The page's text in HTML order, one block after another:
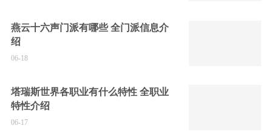
燕云十六声门派有哪些 全门派信息介
绍
06-18
塔瑞斯世界各职业有什么特性 全职业
特性介绍
06-17